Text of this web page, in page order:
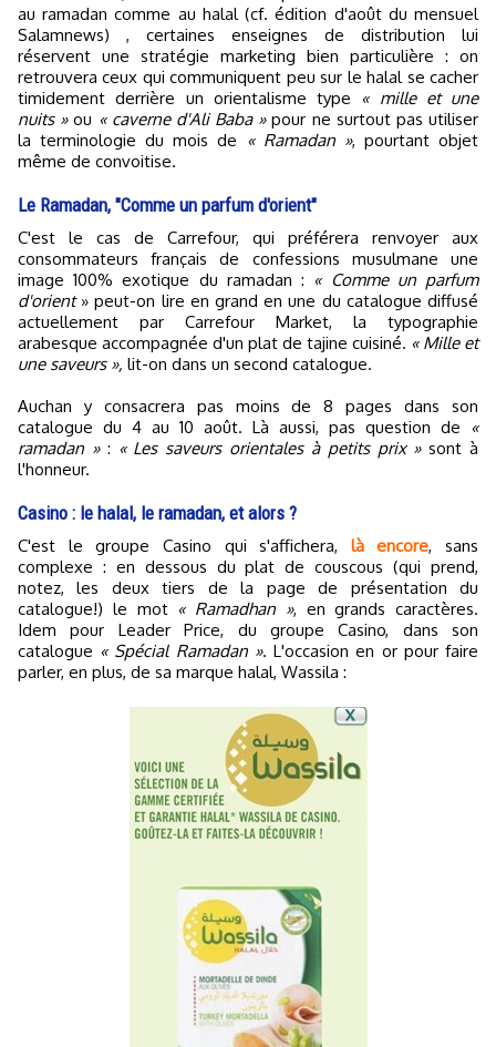
au ramadan comme au halal (cf. édition d'août du mensuel
Salamnews) , certaines enseignes de distribution lui
réservent une stratégie marketing bien particulière : on
retrouvera ceux qui communiquent peu sur le halal se cacher
timidement derrière un orientalisme type « mille et une
nuits »ou « caverne d'Ali Baba »pour ne surtout pas utiliser
la terminologie du mois de
« Ramadan », pourtant objet
même de convoitise.
Le Ramadan, "Comme un parfum d'orient"
C'est le cas de Carrefour, qui préférera renvoyer aux
consommateurs français de confessions musulmane une
image 100% exotique du ramadan : « Comme un parfum
d'orient » peut-on lire en grand en une du catalogue diffusé
actuellement par Carrefour Market, la typographie
arabesque accompagnée d'un plat de tajine cuisiné. « Mille et
une saveurs », lit-on dans un second catalogue.
Auchan y consacrera pas moins de 8 pages dans son
catalogue du 4 au 10 août. Là aussi, pas question de
«
ramadan » : « Les saveurs orientales à petits prix »sont à
l'honneur.
Casino : le halal, le ramadan, et alors ?
C'est le groupe Casino qui s'affichera, là encore, sans
complexe : en dessous du plat de couscous (qui prend,
notez, les deux tiers de la page de présentation du
catalogue!) le mot« Ramadhan », en grands caractères.
Idem pour Leader Price, du groupe Casino, dans son
catalogue « Spécial Ramadan ». L'occasion en or pour faire
parler, en plus, de sa marque halal, Wassila :